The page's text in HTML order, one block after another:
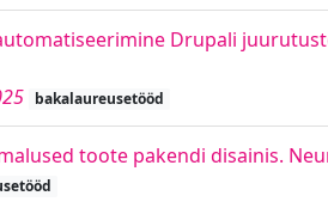
Drupali
bakalaureusetööd
toote pakendi disainis.